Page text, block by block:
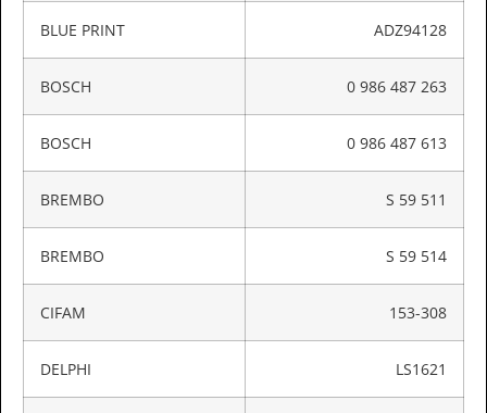
BLUE PRINT ADZ94128
BOSCH 0 986 487 263
BOSCH 0 986 487 613
BREMBO S 59 511
BREMBO S 59 514
CIFAM 153-308
DELPHI LS1621